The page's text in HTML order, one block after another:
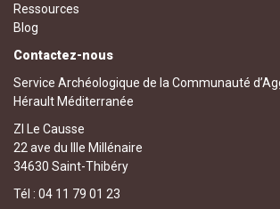
Ressources
Blog
Contactez-nous
Service Archéologique de la Communauté
Hérault Méditerranée
ZI Le Causse
22 ave du IIIe Millénaire
34630 Saint-Thibéry
Tél : 04 11 79 01 23